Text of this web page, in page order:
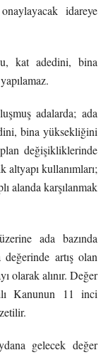
idareye
kat adedini, bina
adalarda; ada
bina yüksekliğini
değişikliklerinde
kullanımları;
alanda karşılanmak
ada bazında
artış olan
olarak alınır. Değer
Kanunun 11 inci
gelecek değer